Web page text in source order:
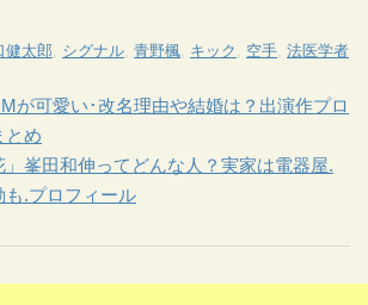
健太郎, シグナル, 青野楓, キック , 空手, 法医学者
が可愛い･改名理由や結婚は？出演作プロ
とめ
」峯田和伸ってどんな人？実家は電器屋.
も.プロフィール